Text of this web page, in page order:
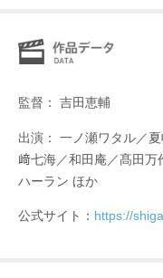
監督： 吉田恵輔
出演： 一ノ瀬ワタル／
﨑七海／和田庵／髙田万
ハーラン ほか
公式サイト： https://